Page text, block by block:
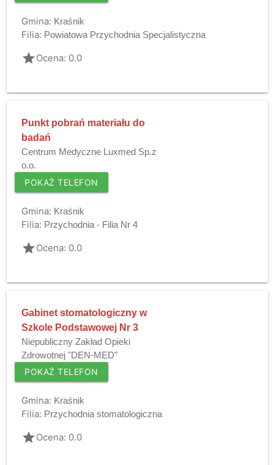
Gmina: Kraśnik
Filia: Powiatowa Przychodnia Specjalistyczna
gradeOcena: 0.0
Punkt pobrań materiału do
badań
Centrum Medyczne Luxmed Sp.z
o.o.
POKAŻ TELEFON
Gmina: Kraśnik
Filia: Przychodnia - Filia Nr 4
gradeOcena: 0.0
Gabinet stomatologiczny w
Szkole Podstawowej Nr 3
Niepubliczny Zakład Opieki
Zdrowotnej "DEN-MED"
POKAŻ TELEFON
Gmina: Kraśnik
Filia: Przychodnia stomatologiczna
gradeOcena: 0.0